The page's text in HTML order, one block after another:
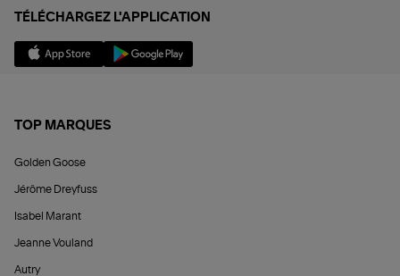
TÉLÉCHARGEZ L'APPLICATION
TOP MARQUES
Golden Goose
Jérôme Dreyfuss
Isabel Marant
Jeanne Vouland
Autry